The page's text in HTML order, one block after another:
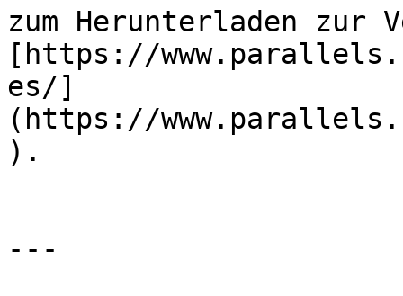
zum Herunterladen zur
[https://
es/]
(https://
).
---